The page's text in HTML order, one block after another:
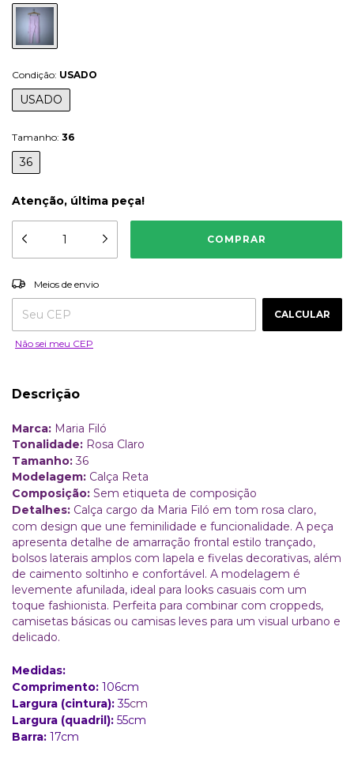
Condição: USADO
USADO
Tamanho: 36
36
Atenção, última peça!
Entregas para o CEP:
Meios de envio
CALCULAR
Não sei meu CEP
Descrição
Marca: Maria Filó
Tonalidade: Rosa Claro
Tamanho:36
Modelagem: Calça Reta
Composição: Sem etiqueta de composição
Detalhes: Calça cargo da Maria Filó em tom rosa claro,
com design que une feminilidade e funcionalidade. A peça
apresenta detalhe de amarração frontal estilo trançado,
bolsos laterais amplos com lapela e fivelas decorativas, além
de caimento soltinho e confortável. A modelagem é
levemente afunilada, ideal para looks casuais com um
toque fashionista. Perfeita para combinar com croppeds,
camisetas básicas ou camisas leves para um visual urbano e
delicado.
Medidas:
Comprimento: 106cm
Largura (cintura):35cm
Largura (quadril): 55cm
Barra: 17cm